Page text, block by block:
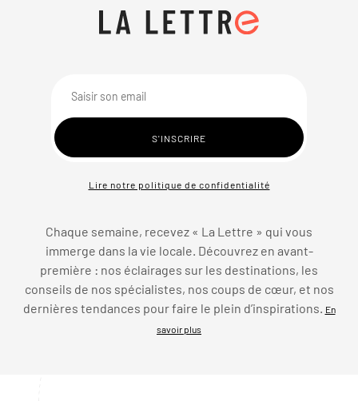
Lire notre politique de confidentialité
Chaque semaine, recevez « La Lettre » qui vous
immerge dans la vie locale. Découvrez en avant-
première : nos éclairages sur les destinations, les
conseils de nos spécialistes, nos coups de cœur, et nos
dernières tendances pour faire le plein d’inspirations. En
savoir plus